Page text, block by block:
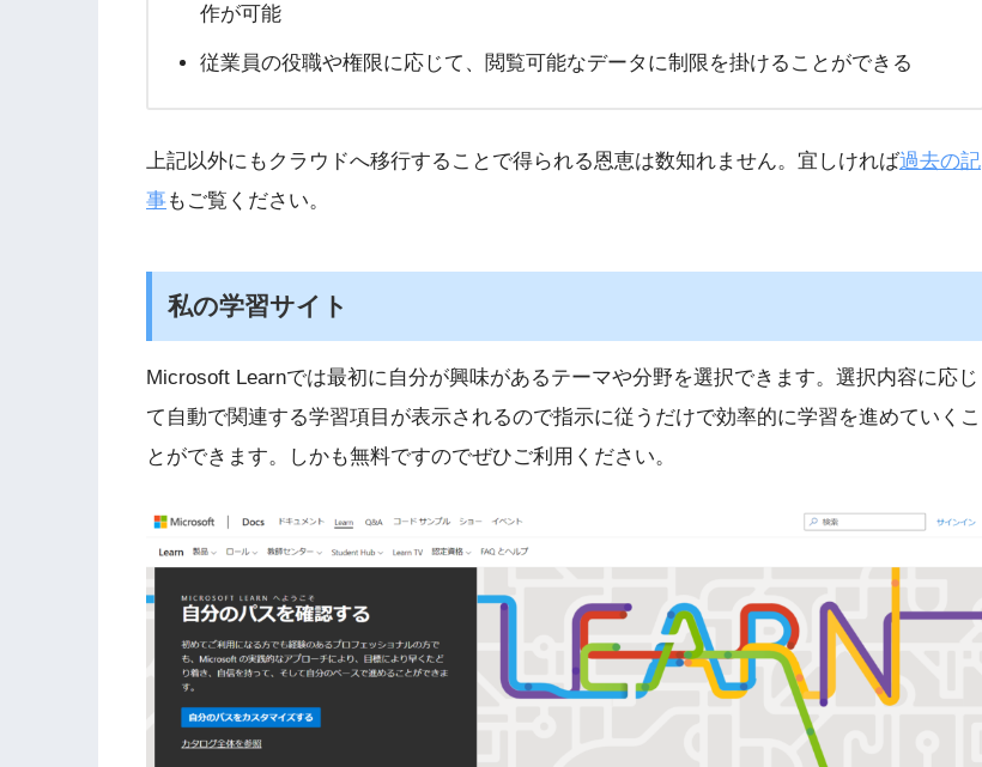
作が可能
従業員の役職や権限に応じて、閲覧可能なデータに制限を掛けることができる
上記以外にもクラウドへ移行することで得られる恩恵は数知れません。宜しければ過去の記
事もご覧ください。
私の学習サイト
Microsoft Learnでは最初に自分が興味があるテーマや分野を選択できます。選択内容に応じ
て自動で関連する学習項目が表示されるので指示に従うだけで効率的に学習を進めていくこ
とができます。しかも無料ですのでぜひご利用ください。